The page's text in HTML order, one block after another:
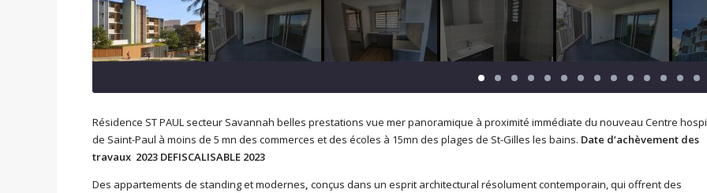
Résidence ST PAUL secteur Savannah belles prestations vue mer panoramique à proximité immédiate du nouveau Centre
de Saint-Paul à moins de 5 mn des commerces et des écoles à 15mn des plages de St-Gilles les bains. Date d’achèvement des
travaux 2023 DEFISCALISABLE 2023
Des appartements de standing et modernes, conçus dans un esprit architectural résolument contemporain, qui offrent des